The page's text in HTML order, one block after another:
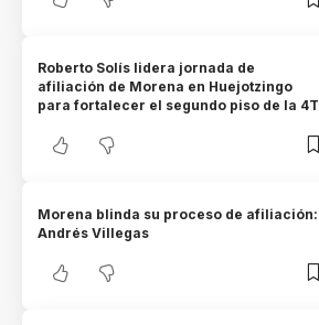
Roberto Solís lidera jornada de
afiliación de Morena en Huejotzingo
para fortalecer el segundo piso de la 4T
Morena blinda su proceso de afiliación:
Andrés Villegas